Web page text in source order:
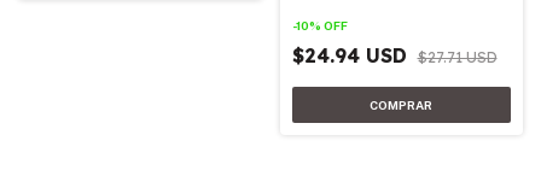
-10% OFF
$24.94 USD $27.71 USD